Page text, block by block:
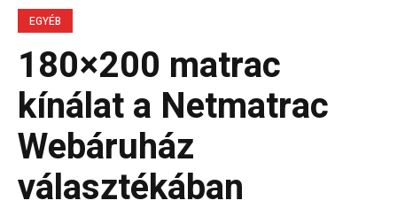
EGYÉB
180×200 matrac
kínálat a Netmatrac
Webáruház
választékában